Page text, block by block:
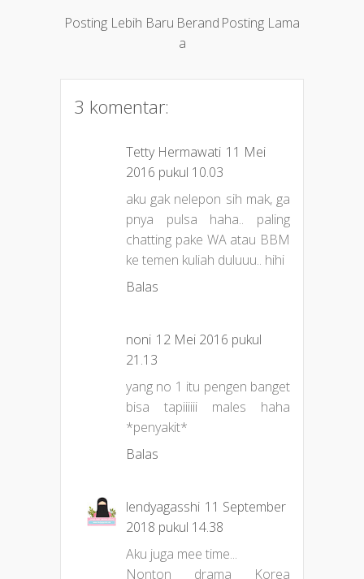
Posting Lebih Baru Posting Lama
Berand
a
3 komentar:
Tetty Hermawati 11 Mei
2016 pukul 10.03
aku gak nelepon sih mak, ga
pnya pulsa haha.. paling
chatting pake WA atau BBM
ke temen kuliah duluuu.. hihi
Balas
noni 12 Mei 2016 pukul
21.13
yang no 1 itu pengen banget
bisa tapiiiiii males haha
*penyakit*
Balas
lendyagasshi 11 September
2018 pukul 14.38
Aku juga mee time...
Nonton drama Korea